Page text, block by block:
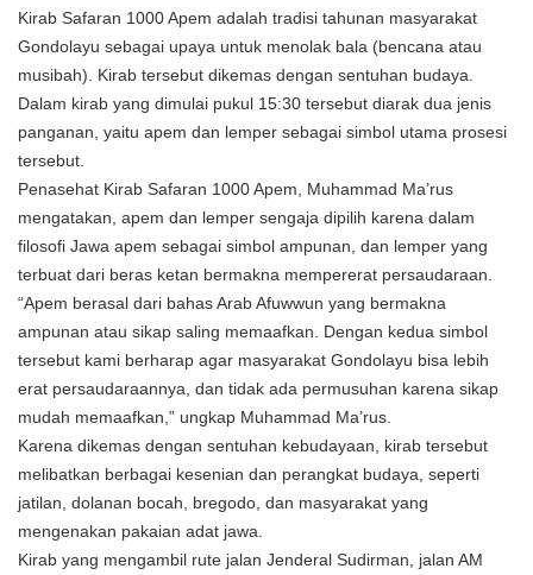
Kirab Safaran 1000 Apem adalah tradisi tahunan masyarakat
Gondolayu sebagai upaya untuk menolak bala (bencana atau
musibah). Kirab tersebut dikemas dengan sentuhan budaya.
Dalam kirab yang dimulai pukul 15:30 tersebut diarak dua jenis
panganan, yaitu apem dan lemper sebagai simbol utama prosesi
tersebut.
Penasehat Kirab Safaran 1000 Apem, Muhammad Ma’rus
mengatakan, apem dan lemper sengaja dipilih karena dalam
filosofi Jawa apem sebagai simbol ampunan, dan lemper yang
terbuat dari beras ketan bermakna mempererat persaudaraan.
“Apem berasal dari bahas Arab Afuwwun yang bermakna
ampunan atau sikap saling memaafkan. Dengan kedua simbol
tersebut kami berharap agar masyarakat Gondolayu bisa lebih
erat persaudaraannya, dan tidak ada permusuhan karena sikap
mudah memaafkan,” ungkap Muhammad Ma’rus.
Karena dikemas dengan sentuhan kebudayaan, kirab tersebut
melibatkan berbagai kesenian dan perangkat budaya, seperti
jatilan, dolanan bocah, bregodo, dan masyarakat yang
mengenakan pakaian adat jawa.
Kirab yang mengambil rute jalan Jenderal Sudirman, jalan AM